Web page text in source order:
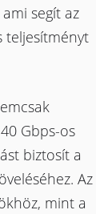
segít az
teljesítményt
Gbps-os
biztosít a
Az
mint a